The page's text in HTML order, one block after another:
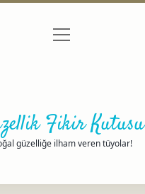
Gizlilik Politikası
menüyü
Fikir Kutusu
güzelliğe ilham veren tüyolar!